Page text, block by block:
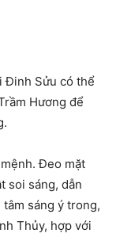
Đinh Sửu có thể
Hương để
Đeo mặt
soi sáng, dẫn
sáng ý trong,
Thủy, hợp với